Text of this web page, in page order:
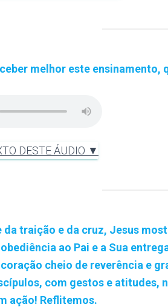
melhor este ensinamento,
DESTE ÁUDIO ▼
da traição e da cruz, Jesus
ao Pai e a Sua
cheio de reverência e
com gestos e atitudes,
ação! Reflitemos.